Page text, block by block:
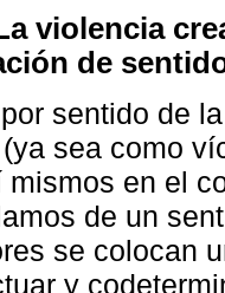
violencia
de
sentido de
sea como
mismos en el
de un
se colocan
y